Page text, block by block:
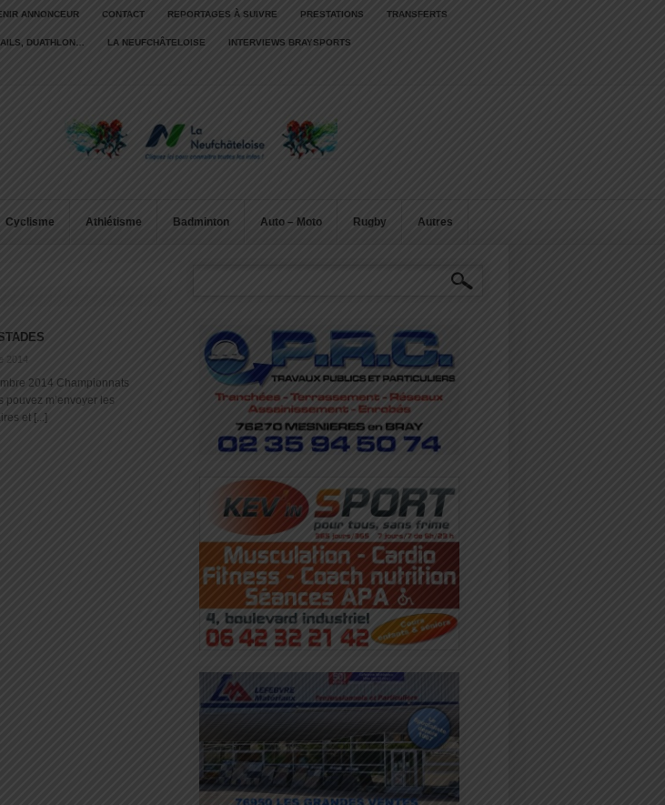
ANNONCEUR CONTACT REPORTAGES À SUIVRE PRESTATIONS TRANSFERTS
DUATHLON… LA NEUFCHÂTELOISE INTERVIEWS BRAYSPORTS
Cyclisme Athlétisme Badminton Auto – Moto Rugby Autres
2014
2014 Championnats
pouvez m’envoyer les
et [...]